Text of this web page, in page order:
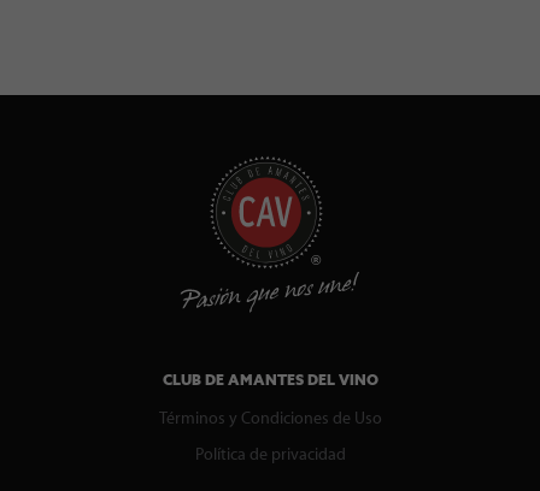
CLUB DE AMANTES DEL VINO
Términos y Condiciones de Uso
Política de privacidad